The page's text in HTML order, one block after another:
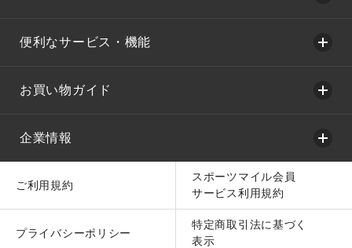
便利なサービス・機能
お買い物ガイド
企業情報
ご利用規約
スポーツマイル会員
サービス利用規約
プライバシーポリシー
特定商取引法に基づく
表示